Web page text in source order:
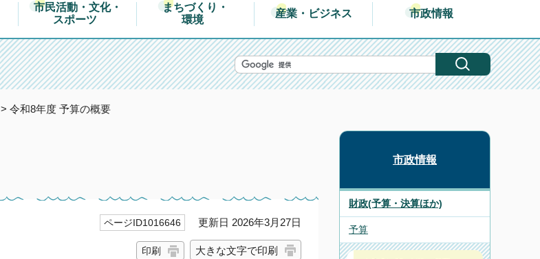
市民活動・文化・
スポーツ
まちづくり・
環境
産業・ビジネス 市政情報
> 令和8年度 予算の概要
ページID1016646 更新日 2026年3月27日
印刷 大きな文字で印刷
市政情報
財政(予算・決算ほか)
予算